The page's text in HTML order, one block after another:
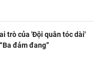
trò của 'Đội quân tóc dài'
đảm đang”